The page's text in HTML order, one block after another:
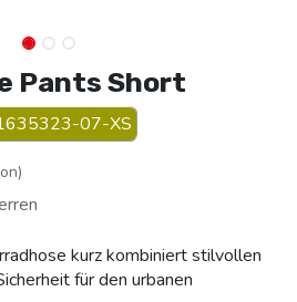
Pants Short
07-XS
kurz kombiniert stilvollen
für den urbanen